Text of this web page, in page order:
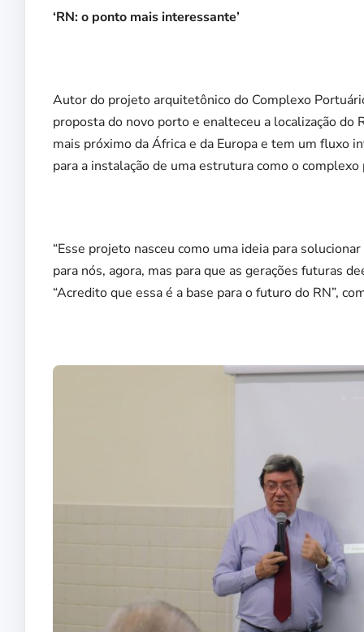
‘RN: o ponto mais interessante’
Autor do projeto arquitetônico do Complexo
proposta do novo porto e enalteceu a localização do
mais próximo da África e da Europa e tem um fluxo
para a instalação de uma estrutura como o complexo
“Esse projeto nasceu como uma ideia para
para nós, agora, mas para que as gerações futuras
“Acredito que essa é a base para o futuro do RN”,